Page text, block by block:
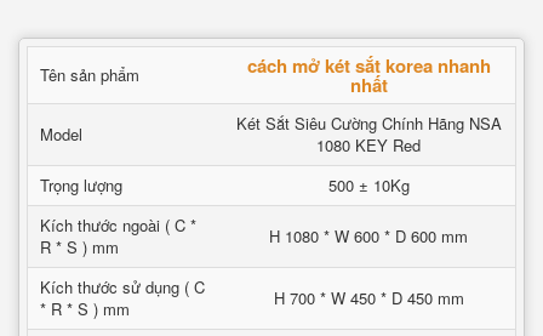
Tên sản phẩm cách mở két sắt korea nhanh
nhất
Model
Két Sắt Siêu Cường Chính Hãng NSA
1080 KEY Red
Trọng lượng
500 ± 10Kg
Kích thước ngoài ( C *
R * S ) mm
H 1080 * W 600 * D 600 mm
Kích thước sử dụng ( C
* R * S ) mm
H 700 * W 450 * D 450 mm